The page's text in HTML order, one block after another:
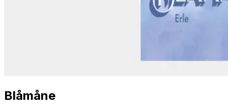
Blåmåne